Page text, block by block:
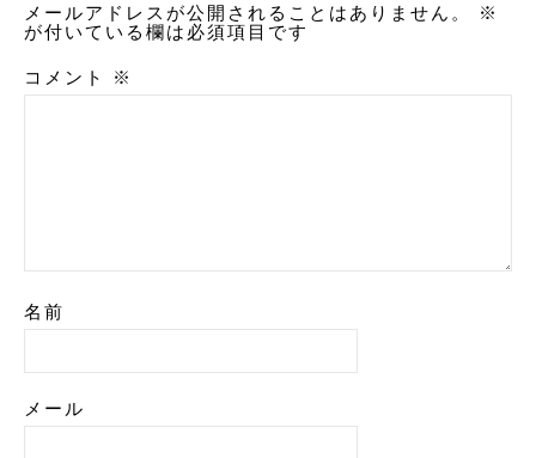
メールアドレスが公開されることはありません。
※
が付いている欄は必須項目です
コメント ※
名前
メール